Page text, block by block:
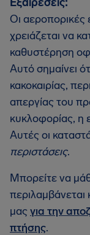
Οι αεροπορικές
χρειάζεται να
καθυστέρηση
Αυτό σημαίνει
κακοκαιρίας,
απεργίας του
κυκλοφορίας, η
Αυτές οι
περιστάσεις.
Μπορείτε να
περιλαμβάνεται
μαςγια την
πτήσης.